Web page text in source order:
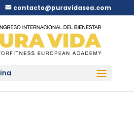
contacto@puravidasea.com